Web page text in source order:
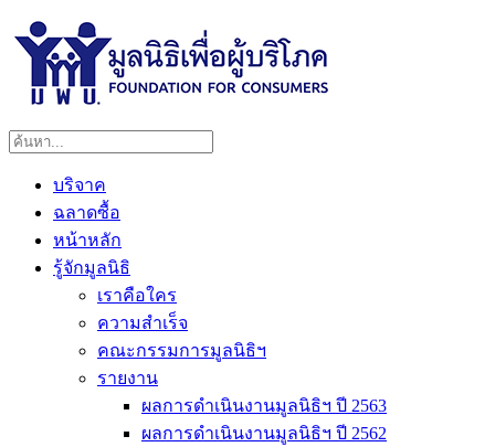
บริจาค
ฉลาดซื้อ
หน้าหลัก
รู้จักมูลนิธิ
เราคือใคร
ความสำเร็จ
คณะกรรมการมูลนิธิฯ
รายงาน
ผลการดำเนินงานมูลนิธิฯ ปี 2563
ผลการดำเนินงานมูลนิธิฯ ปี 2562